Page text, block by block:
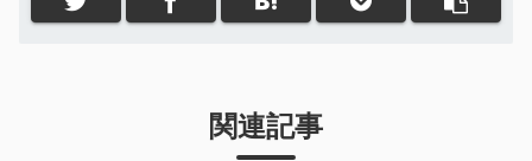
関連記事